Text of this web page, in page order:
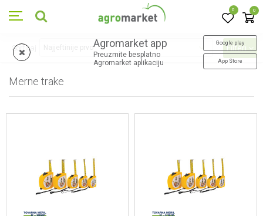
0 0
Agromarket app
Preuzmite besplatno
Agromarket aplikaciju
Google play
App Store
Merne trake
Sortiraj Filteri